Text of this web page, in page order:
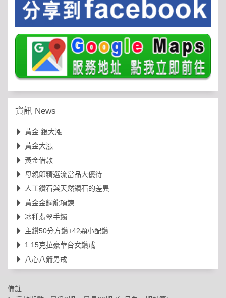
資訊 News
黃金 銀大漲
黃金大漲
黃金借款
母親節精選流當品大優待
人工鑽石與天然鑽石的差異
黃金金鋼龍項鍊
冰種翡翠手鐲
主鑽50分方鑽+42顆小配鑽
1.15克拉豪華台女鑽戒
八心八箭男戒
備註